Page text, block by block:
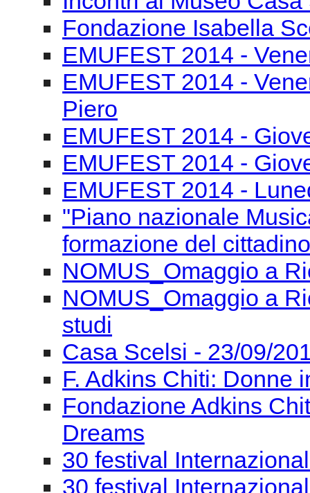
Fondazione Isabella
EMUFEST 2014 -
EMUFEST 2014 -
Piero
EMUFEST 2014 -
EMUFEST 2014 -
EMUFEST 2014 -
"Piano nazionale
formazione del
NOMUS_Omaggio a
NOMUS_Omaggio a
studi
Casa Scelsi - 23/09/
F. Adkins Chiti: Donne
Fondazione Adkins
Dreams
30 festival
30 festival